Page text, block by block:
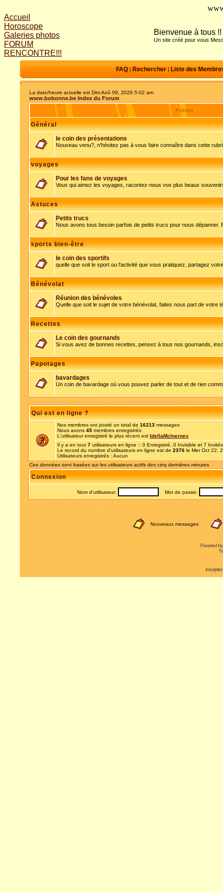
Accueil
Horoscope
Galeries photos
FORUM
RENCONTRE!!!
Bienvenue à tous !!
Un site créé pour vous
FAQ| Rechercher| Liste des
La date/heure actuelle est Dim Aoû 09, 2026 5:02 am
www.bobonne.be Index du Forum
Forum
Général
le coin des présentations
Nouveau venu?, n'hésitez pas à vous faire connaître dans cette
voyages
Pour les fans de voyages
Vous qui aimez les voyages, racontez-nous vos plus beaux
Astuces
Petits trucs
Nous avons tous besoin parfois de petits trucs pour nous dépanner.
sports bien-être
le coin des sportifs
quelle que soit le sport ou l'activité que vous pratiquez, partagez
Bénévolat
Réunion des bénévoles
Quelle que soit le sujet de votre bénévolat, faites nous part de votre
Recettes
Le coin des gournands
Si vous avez de bonnes recettes, pensez à tous nos gournands,
Papotages
bavardages
Un coin de bavardage où vous pouvez parler de tout et de rien
Qui est en ligne ?
Nos membres ont posté un total de 16213 messages
Nous avons 45 membres enregistrés
L'utilisateur enregistré le plus récent est IdellaMcInerney
Il y a en tout 7 utilisateurs en ligne :: 0 Enregistré, 0 Invisible et 7
Le record du nombre d'utilisateurs en ligne est de 2376 le Mer Oct 22,
Utilisateurs enregistrés : Aucun
Ces données sont basées sur les utilisateurs actifs des cinq dernières minutes
Connexion
Nom d'utilisateur: Mot de passe:
Nouveaux messages
Powered by